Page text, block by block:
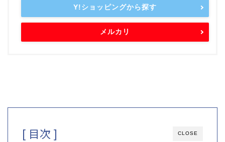
Y!ショッピングから探す
メルカリ
CLOSE
[ 目次 ]